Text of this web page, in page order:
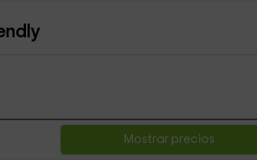
Mostrar precios